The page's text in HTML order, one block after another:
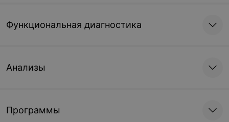
Функциональная диагностика
Анализы
Программы